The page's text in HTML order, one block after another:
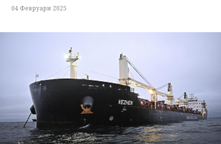
04 Февруари 2025